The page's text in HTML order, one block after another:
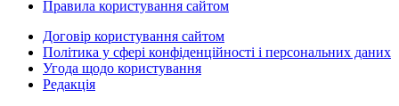
Правила користування сайтом
Договір користування сайтом
Політика у сфері конфіденційності і персональних даних
Угода щодо користування
Редакція